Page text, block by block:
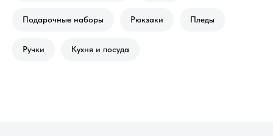
Подарочные наборы Рюкзаки Пледы
Ручки Кухня и посуда